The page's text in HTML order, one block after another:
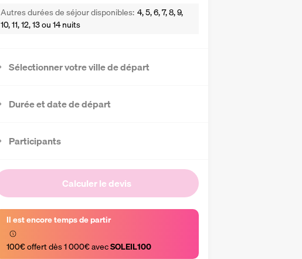
Autres durées de séjour disponibles 4, 5, 6, 7, 8, 9,
10, 11, 12, 13 ou 14 nuits
Sélectionner votre ville de départ
Durée et date de départ
Participants
Calculer le devis
Il est encore temps de partir
100€ offert dès 1 000€ avec SOLEIL100